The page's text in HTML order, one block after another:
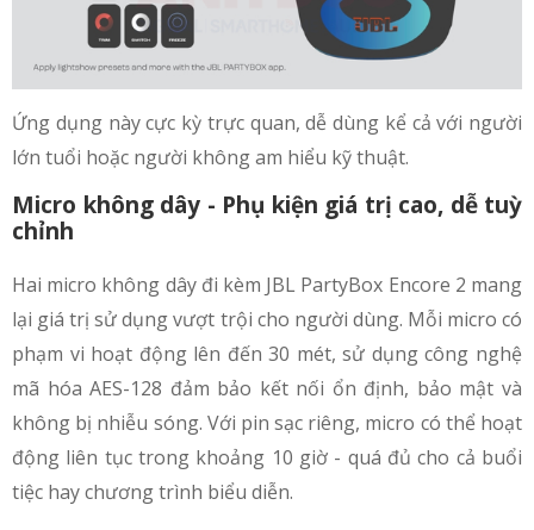
Ứng dụng này cực kỳ trực quan, dễ dùng kể cả với người
lớn tuổi hoặc người không am hiểu kỹ thuật.
Micro không dây - Phụ kiện giá trị cao, dễ tuỳ
chỉnh
Hai micro không dây đi kèm JBL PartyBox Encore 2 mang
lại giá trị sử dụng vượt trội cho người dùng. Mỗi micro có
phạm vi hoạt động lên đến 30 mét, sử dụng công nghệ
mã hóa AES-128 đảm bảo kết nối ổn định, bảo mật và
không bị nhiễu sóng. Với pin sạc riêng, micro có thể hoạt
động liên tục trong khoảng 10 giờ - quá đủ cho cả buổi
tiệc hay chương trình biểu diễn.